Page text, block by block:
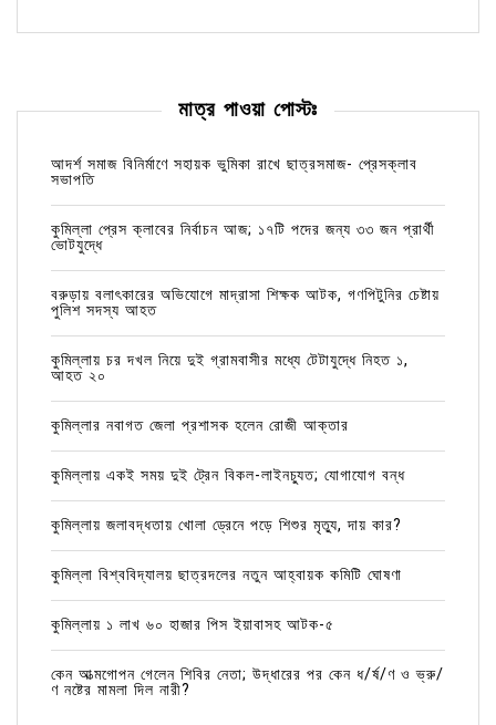
মাত্র পাওয়া পোস্টঃ
আদর্শ সমাজ বিনির্মাণে সহায়ক ভুমিকা রাখে ছাত্রসমাজ- প্রেসক্লাব
সভাপতি
কুমিল্লা প্রেস ক্লাবের নির্বাচন আজ; ১৭টি পদের জন্য ৩৩ জন প্রার্থী
ভোটযুদ্ধে
বরুড়ায় বলাৎকারের অভিযোগে মাদ্রাসা শিক্ষক আটক, গণপিটুনির চেষ্টায়
পুলিশ সদস্য আহত
কুমিল্লায় চর দখল নিয়ে দুই গ্রামবাসীর মধ্যে টেটাযুদ্ধে নিহত ১,
আহত ২০
কুমিল্লার নবাগত জেলা প্রশাসক হলেন রোজী আক্তার
কুমিল্লায় একই সময় দুই ট্রেন বিকল-লাইনচ্যুত; যোগাযোগ বন্ধ
কুমিল্লায় জলাবদ্ধতায় খোলা ড্রেনে পড়ে শিশুর মৃত্যু, দায় কার?
কুমিল্লা বিশ্ববিদ্যালয় ছাত্রদলের নতুন আহ্বায়ক কমিটি ঘোষণা
কুমিল্লায় ১ লাখ ৬০ হাজার পিস ইয়াবাসহ আটক-৫
কেন আত্মগোপন গেলেন শিবির নেতা; উদ্ধারের পর কেন ধ/র্ষ/ণ ও ভ্রু/
ণ নষ্টের মামলা দিল নারী?